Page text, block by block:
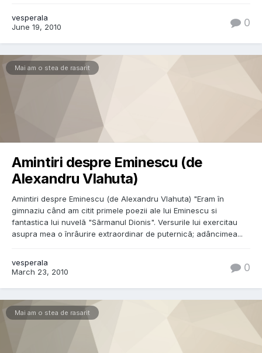
vesperala
June 19, 2010
0
Mai am o stea de rasarit
Amintiri despre Eminescu (de
Alexandru Vlahuta)
Amintiri despre Eminescu (de Alexandru Vlahuta) "Eram în
gimnaziu când am citit primele poezii ale lui Eminescu si
fantastica lui nuvelã "Sãrmanul Dionis". Versurile lui exercitau
asupra mea o înrâurire extraordinar de puternicã; adâncimea...
vesperala
March 23, 2010
0
Mai am o stea de rasarit